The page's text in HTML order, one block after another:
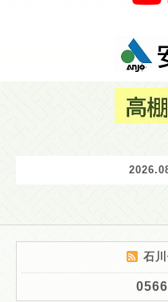
石